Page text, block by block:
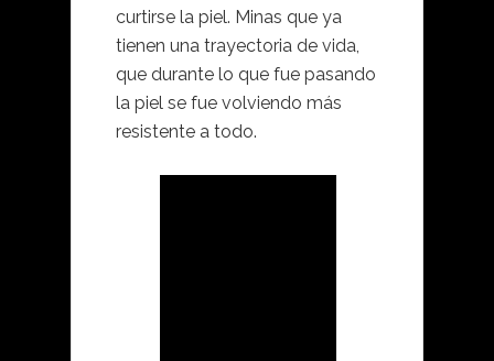
curtirse la piel. Minas que ya
tienen una trayectoria de vida,
que durante lo que fue pasando
la piel se fue volviendo más
resistente a todo.